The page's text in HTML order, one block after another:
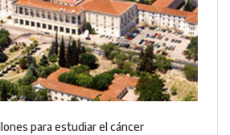
para estudiar el cáncer